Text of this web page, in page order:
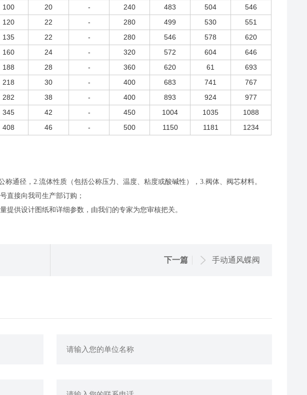
100 20 - 240 483 504
546
120 22 - 280 499 530
551
135 22 - 280 546 578
620
160 24 - 320 572 604
646
188 28 - 360 620 61
693
218 30 - 400 683 741
767
282 38 - 400 893 924
977
345 42 - 450 1004 1035
1088
408 46 - 500 1150 1181 1234
通径，2.流体性质（包括公称压力、温度、粘度或酸碱性），3.阀体、阀芯材料。
直接向我司生产部订购；
提供设计图纸和详细参数，由我们的专家为您审核把关。
下一篇 手动通风蝶阀